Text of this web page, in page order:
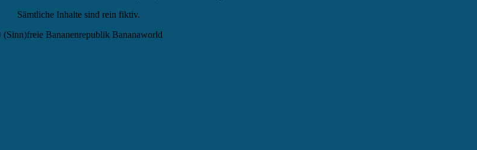
Sämtliche Inhalte sind rein fiktiv.
Bananenrepublik Bananaworld